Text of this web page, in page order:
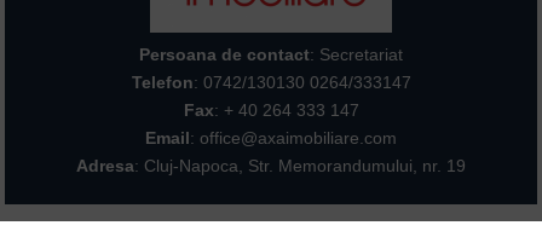
Persoana de contact: Secretariat
Telefon: 0742/130130 0264/333147
Fax: + 40 264 333 147
Email: office@axaimobiliare.com
Adresa: Cluj-Napoca, Str. Memorandumului, nr. 19